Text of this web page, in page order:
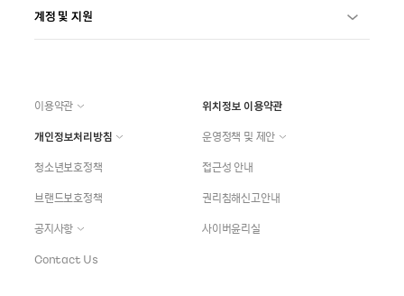
계정 및 지원
이용약관
위치정보 이용약관
개인정보처리방침
운영정책 및 제안
청소년보호정책
접근성 안내
브랜드보호정책
권리침해신고안내
공지사항
사이버윤리실
Contact Us